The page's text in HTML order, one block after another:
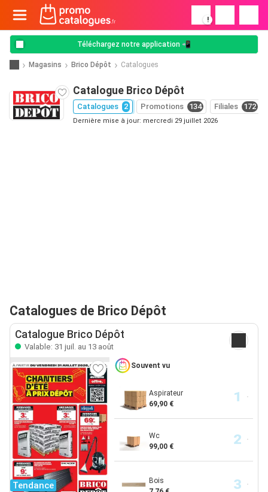
!
Téléchargez notre application 📲
Magasins Brico Dépôt Catalogues
Catalogue Brico Dépôt
Catalogues 2 Promotions 134 Filiales 172
Dernière mise à jour: mercredi 29 juillet 2026
Catalogues de Brico Dépôt
Catalogue Brico Dépôt
Valable: 31 juil. au 13 août
Tendance
Souvent vu
Aspirateur
69,90 €
Wc
99,00 €
Bois